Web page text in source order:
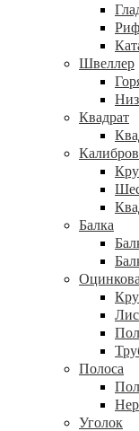
Швеллер
Квадрат
Балка
Полоса
Уголок